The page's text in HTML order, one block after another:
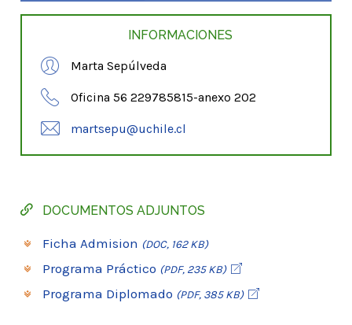
INFORMACIONES
Marta Sepúlveda
Oficina 56 229785815-anexo 202
martsepu@uchile.cl
DOCUMENTOS ADJUNTOS
Ficha Admision (DOC, 162 KB)
Programa Práctico (PDF, 235 KB)
Programa Diplomado (PDF, 385 KB)